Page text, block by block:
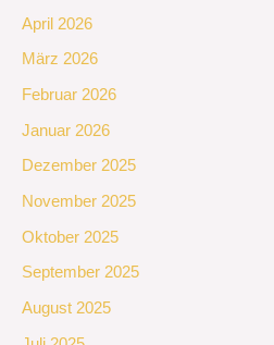
April 2026
März 2026
Februar 2026
Januar 2026
Dezember 2025
November 2025
Oktober 2025
September 2025
August 2025